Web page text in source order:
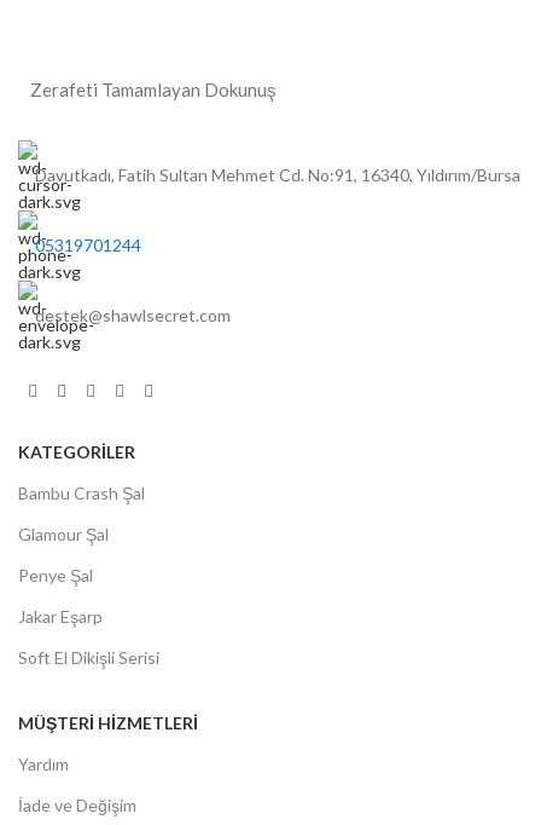
Zerafeti Tamamlayan Dokunuş
Davutkadı, Fatih Sultan Mehmet Cd. No:91, 16340, Yıldırım/Bursa
05319701244
destek@shawlsecret.com
KATEGORİLER
Bambu Crash Şal
Glamour Şal
Penye Şal
Jakar Eşarp
Soft El Dikişli Serisi
MÜŞTERİ HİZMETLERİ
Yardım
İade ve Değişim